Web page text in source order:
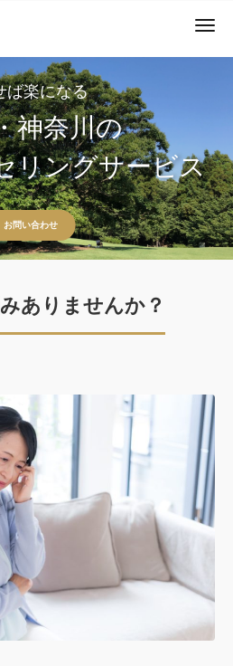
ナ
ば楽になる
神奈川の
リングサービス
お問い合わせ
ありませんか？